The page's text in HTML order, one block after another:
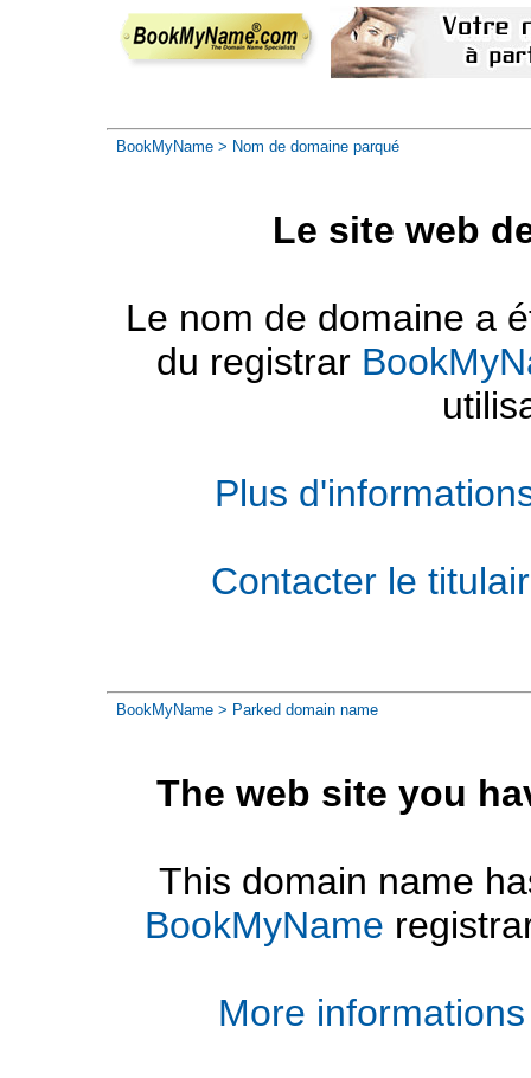
BookMyName > Nom de domaine parqué
Le site web
Le nom de domaine a
du registrar
Plus
Contacter le
BookMyName > Parked domain name
The web site you
This domain name
BookMyName
More